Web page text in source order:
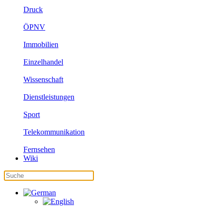
Druck
ÖPNV
Immobilien
Einzelhandel
Wissenschaft
Dienstleistungen
Sport
Telekommunikation
Fernsehen
Wiki